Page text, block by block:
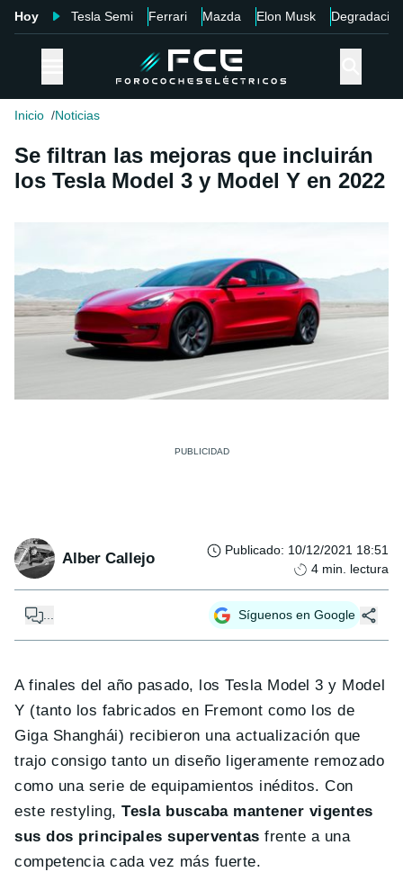
Hoy Tesla Semi Ferrari Mazda Elon Musk Degradación
Inicio Noticias
Se filtran las mejoras que incluirán
los Tesla Model 3 y Model Y en 2022
Alber Callejo Publicado: 10/12/2021 18:51
4 min. lectura
... Síguenos en Google
A finales del año pasado, los Tesla Model 3 y Model
Y (tanto los fabricados en Fremont como los de
Giga Shanghái) recibieron una actualización que
trajo consigo tanto un diseño ligeramente remozado
como una serie de equipamientos inéditos. Con
este restyling,Tesla buscaba mantener vigentes
sus dos principales superventas frente a una
competencia cada vez más fuerte.